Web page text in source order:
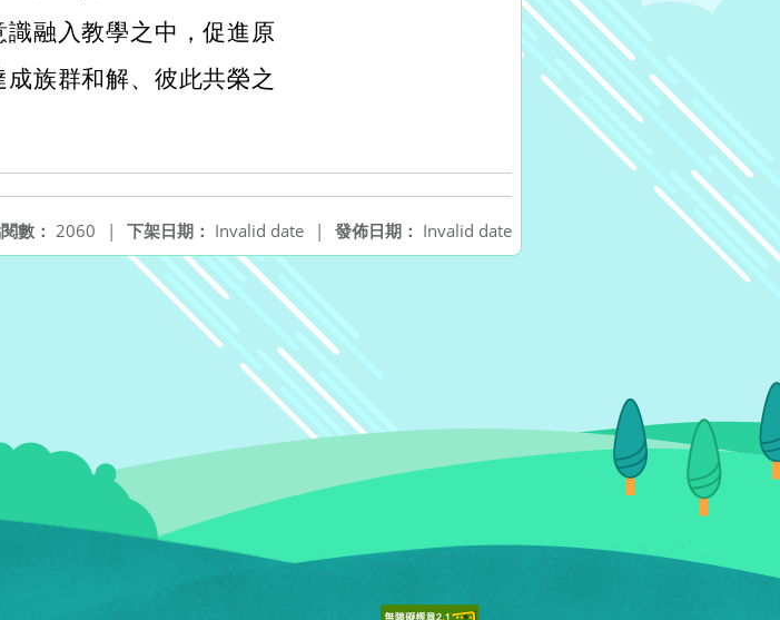
融入教學之中，促進原
族群和解、彼此共榮之
發佈日期： Invalid date
下架日期： Invalid date |
數： 2060 |